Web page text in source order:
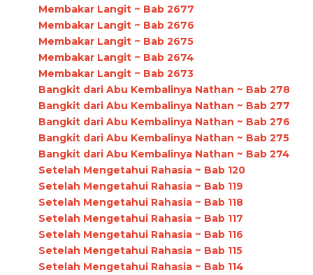
Membakar Langit ~ Bab 2677
Membakar Langit ~ Bab 2676
Membakar Langit ~ Bab 2675
Membakar Langit ~ Bab 2674
Membakar Langit ~ Bab 2673
Bangkit dari Abu Kembalinya Nathan ~ Bab 278
Bangkit dari Abu Kembalinya Nathan ~ Bab 277
Bangkit dari Abu Kembalinya Nathan ~ Bab 276
Bangkit dari Abu Kembalinya Nathan ~ Bab 275
Bangkit dari Abu Kembalinya Nathan ~ Bab 274
Setelah Mengetahui Rahasia ~ Bab 120
Setelah Mengetahui Rahasia ~ Bab 119
Setelah Mengetahui Rahasia ~ Bab 118
Setelah Mengetahui Rahasia ~ Bab 117
Setelah Mengetahui Rahasia ~ Bab 116
Setelah Mengetahui Rahasia ~ Bab 115
Setelah Mengetahui Rahasia ~ Bab 114